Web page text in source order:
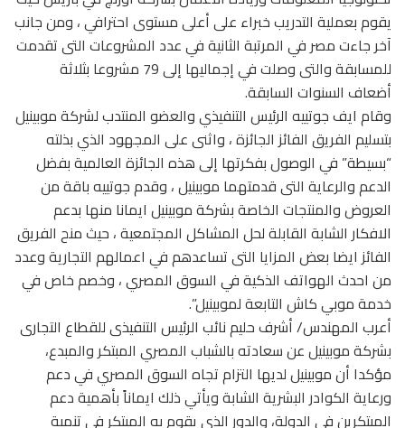
يقوم بعملية التدريب خبراء على أعلى مستوى احترافي ، ومن جانب
آخر جاءت مصر في المرتبة الثانية في عدد المشروعات التى تقدمت
للمسابقة والتى وصلت في إجماليها إلى 79 مشروعا بثلاثة
أضعاف السنوات السابقة.
وقام ايف جوتييه الرئيس التنفيذي والعضو المنتدب لشركة موبينيل
بتسليم الفريق الفائز الجائزة ، واثنى على المجهود الذي بذلته
“بسيطة” في الوصول بفكرتها إلى هذه الجائزة العالمية بفضل
الدعم والرعاية التى قدمتهما موبينيل ، وقدم جوتييه باقة من
العروض والمنتجات الخاصة بشركة موبينيل ايمانا منها بدعم
الافكار الشابة القابلة لحل المشاكل المجتمعية ، حيث منح الفريق
الفائز ايضا بعض المزايا التى تساعدهم في اعمالهم التجارية وعدد
من احدث الهواتف الذكية في السوق المصري ، وخصم خاص في
خدمة موبي كاش التابعة لموبينيل”.
أعرب المهندس/ أشرف حليم نائب الرئيس التنفيذى للقطاع التجارى
بشركة موبينيل عن سعادته بالشباب المصري المبتكر والمبدع،
مؤكدا أن موبينيل لديها التزام تجاه السوق المصري في دعم
ورعاية الكوادر البشرية الشابة ويأتي ذلك ايماناً بأهمية دعم
المبتكرين في الدولة، والدور الذي يقوم به المبتكر في تنمية